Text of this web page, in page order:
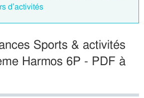
d’activités
Sports & activités
Harmos 6P - PDF à